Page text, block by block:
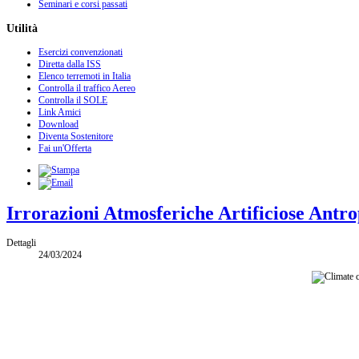
Seminari e corsi passati
Utilità
Esercizi convenzionati
Diretta dalla ISS
Elenco terremoti in Italia
Controlla il traffico Aereo
Controlla il SOLE
Link Amici
Download
Diventa Sostenitore
Fai un'Offerta
Irrorazioni Atmosferiche Artificiose
Dettagli
24/03/2024